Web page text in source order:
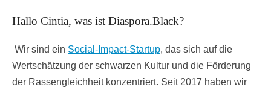
Hallo Cintia, was ist Diaspora.Black?
Wir sind ein Social-Impact-Startup, das sich auf die
Wertschätzung der schwarzen Kultur und die Förderung
der Rassengleichheit konzentriert. Seit 2017 haben wir